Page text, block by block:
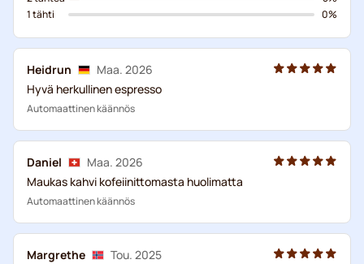
1 tähti
0%
Heidrun
Maa. 2026
Hyvä herkullinen espresso
Automaattinen käännös
Daniel
Maa. 2026
Maukas kahvi kofeiinittomasta huolimatta
Automaattinen käännös
Margrethe
Tou. 2025